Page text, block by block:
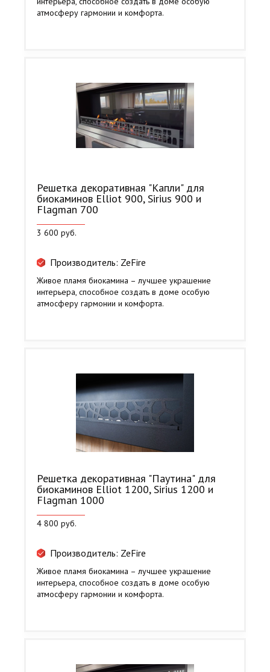
атмосферу гармонии и комфорта.
Решетка декоративная "Капли" для
биокаминов Elliot 900, Sirius 900 и
Flagman 700
3 600 руб.
Производитель: ZeFire
Живое пламя биокамина – лучшее украшение
интерьера, способное создать в доме особую
атмосферу гармонии и комфорта.
Решетка декоративная "Паутина" для
биокаминов Elliot 1200, Sirius 1200 и
Flagman 1000
4 800 руб.
Производитель: ZeFire
Живое пламя биокамина – лучшее украшение
интерьера, способное создать в доме особую
атмосферу гармонии и комфорта.